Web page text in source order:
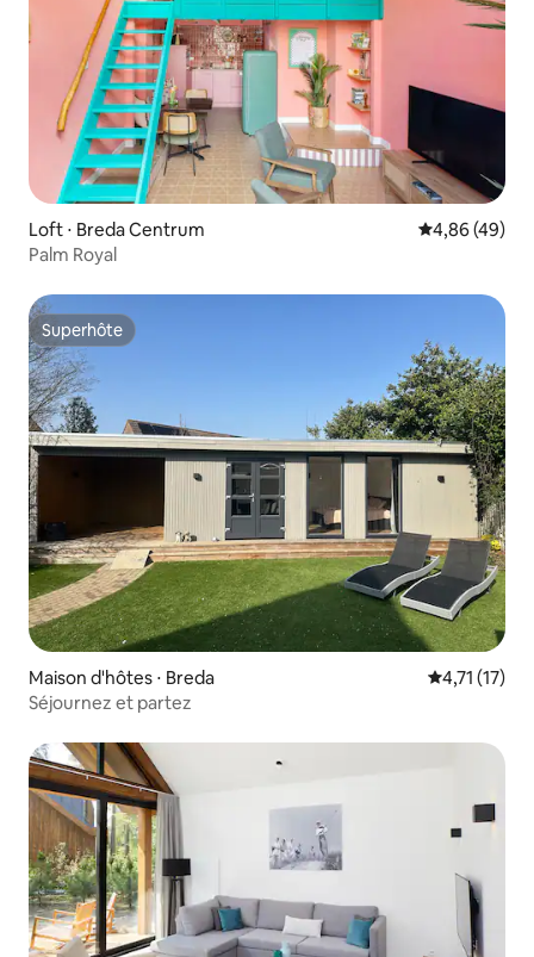
Loft ⋅ Breda Centrum Évaluation
4,86 (49)
Palm Royal
Superhôte
Superhôte
Maison d'hôtes ⋅ Breda Évaluation
4,71 (17)
Séjournez et partez